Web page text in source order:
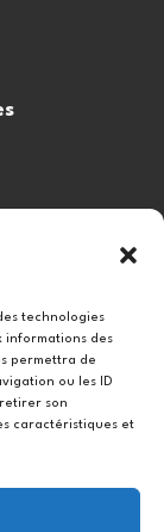
technologies
informations des
permettra de
ou les ID
son
caractéristiques et